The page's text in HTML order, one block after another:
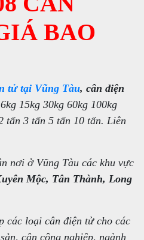
BAO
tử tại Vũng Tàu, cân điện
15kg 30kg 60kg 100kg
tấn 3 tấn 5 tấn 10 tấn. Liên
nơi ở Vũng Tàu các khu vực
Mộc, Tân Thành, Long
các loại cân điện tử cho các
cân công nghiệp, ngành